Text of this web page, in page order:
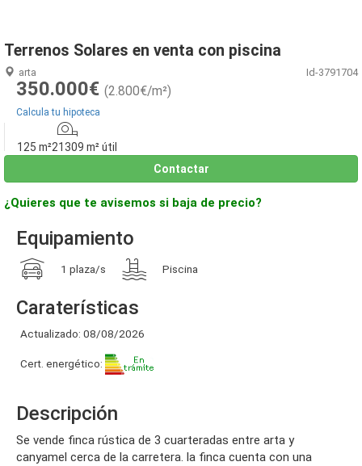
Terrenos Solares en venta con piscina
arta Id-3791704
350.000€ (2.800€/m²)
Calcula tu hipoteca
125 m²21309 m² útil
Contactar
¿Quieres que te avisemos si baja de precio?
Equipamiento
1 plaza/s Piscina
Caraterísticas
Actualizado: 08/08/2026
Cert. energético:
Descripción
se vende finca rústica de 3 cuarteradas entre arta y
canyamel cerca de la carretera. la finca cuenta con una